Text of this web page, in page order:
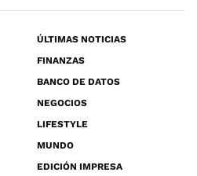
ÚLTIMAS NOTICIAS
FINANZAS
BANCO DE DATOS
NEGOCIOS
LIFESTYLE
MUNDO
EDICIÓN IMPRESA